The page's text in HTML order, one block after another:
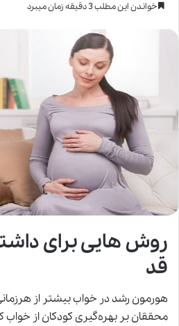
خواندن این مطلب 3 دقیقه زمان میبرد
روش هایی برای
قد
هورمون رشد در خواب بیشتر از
محققان بر بهره‌گیری کودکان از خواب